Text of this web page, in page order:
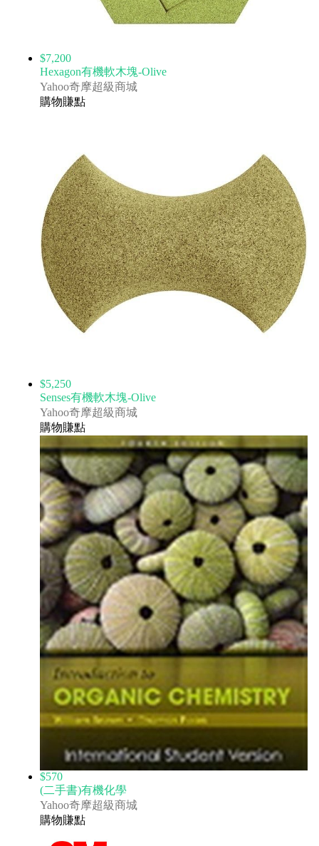
$7,200
Hexagon有機軟木塊-Olive
Yahoo奇摩超級商城
購物賺點
$5,250
Senses有機軟木塊-Olive
Yahoo奇摩超級商城
購物賺點
$570
(二手書)有機化學
Yahoo奇摩超級商城
購物賺點